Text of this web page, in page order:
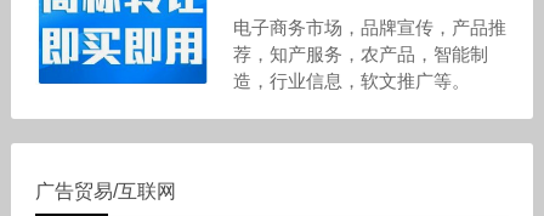
电子商务市场，品牌宣传，产品推
荐，知产服务，农产品，智能制
造，行业信息，软文推广等。
广告贸易/互联网